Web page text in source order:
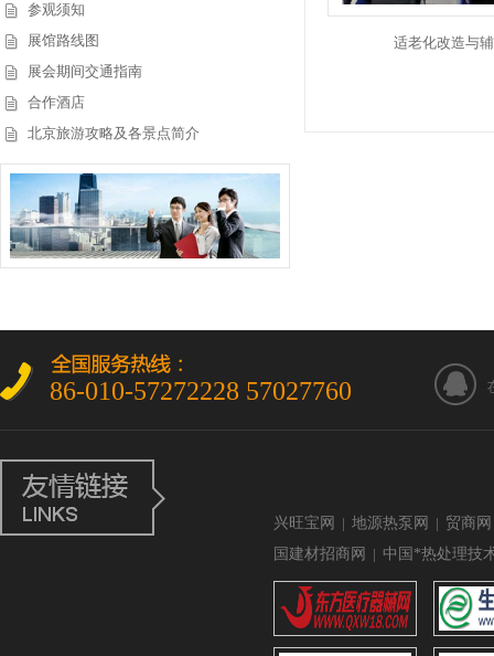
参观须知
展馆路线图
展会期间交通指南
合作酒店
北京旅游攻略及各景点简介
适老化改造与
86-010-57272228 57027760
兴旺宝网 | 地源热泵网 | 贸商网
国建材招商网
| 中国*热处理技